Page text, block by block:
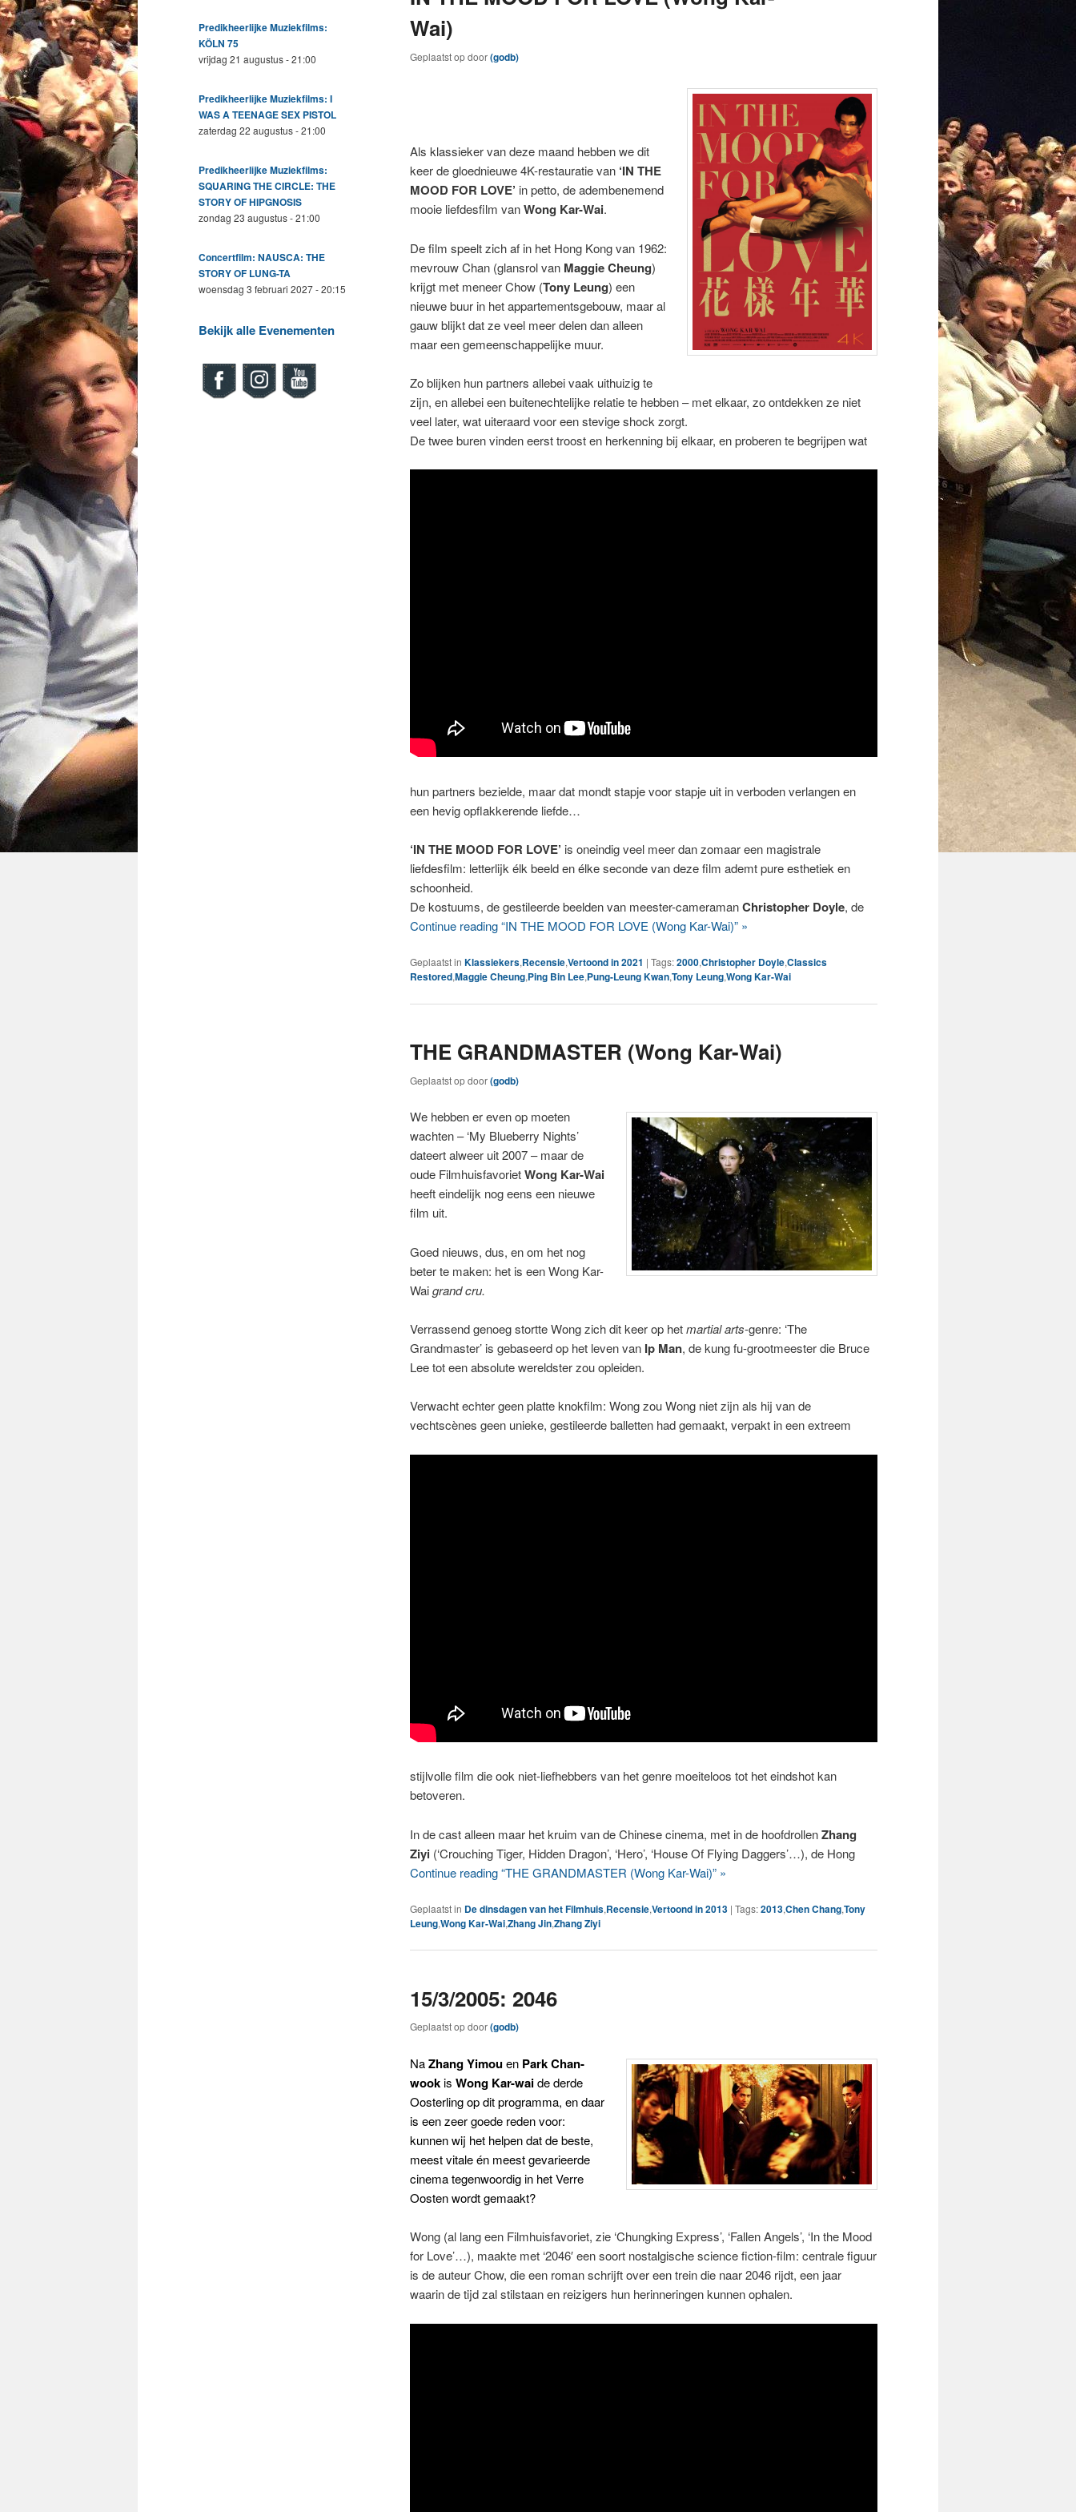
Wai)
Geplaatst opdoor(godb)
Als klassieker van deze maand hebben we dit
keer de gloednieuwe 4K-restauratie van ‘IN THE
MOOD FOR LOVE’ in petto, de adembenemend
mooie liefdesfilm vanWong Kar-Wai.
De film speelt zich af in het Hong Kong van 1962:
mevrouw Chan (glansrol van Maggie Cheung)
krijgt met meneer Chow (Tony Leung) een
nieuwe buur in het appartementsgebouw, maar al
gauw blijkt dat ze veel meer delen dan alleen
maar een gemeenschappelijke muur.
Zo blijken hun partners allebei vaak uithuizig te
zijn, en allebei een buitenechtelijke relatie te hebben – met elkaar, zo ontdekken ze niet
veel later, wat uiteraard voor een stevige shock zorgt.
De twee buren vinden eerst troost en herkenning bij elkaar, en proberen te begrijpen wat
hun partners bezielde, maar dat mondt stapje voor stapje uit in verboden verlangen en
een hevig opflakkerende liefde…
‘IN THE MOOD FOR LOVE’ is oneindig veel meer dan zomaar een magistrale
liefdesfilm: letterlijk élk beeld en élke seconde van deze film ademt pure esthetiek en
schoonheid.
De kostuums, de gestileerde beelden van meester-cameramanChristopher Doyle, de
Continue reading “IN THE MOOD FOR LOVE (Wong Kar-Wai)” »
Geplaatst in Klassiekers,Recensie,Vertoond in 2021 | Tags:2000,Christopher Doyle,Classics
Restored,Maggie Cheung,Ping Bin Lee,Pung-Leung Kwan,Tony Leung,Wong Kar-Wai
THE GRANDMASTER (Wong Kar-Wai)
Geplaatst opdoor(godb)
We hebben er even op moeten
wachten – ‘My Blueberry Nights’
dateert alweer uit 2007 – maar de
oude FilmhuisfavorietWong Kar-Wai
heeft eindelijk nog eens een nieuwe
film uit.
Goed nieuws, dus, en om het nog
beter te maken: het is een Wong Kar-
Waigrand cru.
Verrassend genoeg stortte Wong zich dit keer op hetmartial arts-genre: ‘The
Grandmaster’ is gebaseerd op het leven van Ip Man, de kung fu-grootmeester die Bruce
Lee tot een absolute wereldster zou opleiden.
Verwacht echter geen platte knokfilm: Wong zou Wong niet zijn als hij van de
vechtscènes geen unieke, gestileerde balletten had gemaakt, verpakt in een extreem
stijlvolle film die ook niet-liefhebbers van het genre moeiteloos tot het eindshot kan
betoveren.
In de cast alleen maar het kruim van de Chinese cinema, met in de hoofdrollenZhang
Ziyi (‘Crouching Tiger, Hidden Dragon’, ‘Hero’, ‘House Of Flying Daggers’…), de Hong
Continue reading “THE GRANDMASTER (Wong Kar-Wai)” »
Geplaatst in De dinsdagen van het Filmhuis,Recensie,Vertoond in 2013 | Tags:2013,Chen Chang,Tony
Leung,Wong Kar-Wai,Zhang Jin,Zhang Ziyi
15/3/2005: 2046
Geplaatst opdoor(godb)
NaZhang Yimouen Park Chan-
wookis Wong Kar-waide derde
Oosterling op dit programma, en daar
is een zeer goede reden voor:
kunnen wij het helpen dat de beste,
meest vitale én meest gevarieerde
cinema tegenwoordig in het Verre
Oosten wordt gemaakt?
Wong (al lang een Filmhuisfavoriet, zie ‘Chungking Express’, ‘Fallen Angels’, ‘In the Mood
for Love’…), maakte met ‘2046′ een soort nostalgische science fiction-film: centrale figuur
is de auteur Chow, die een roman schrijft over een trein die naar 2046 rijdt, een jaar
waarin de tijd zal stilstaan en reizigers hun herinneringen kunnen ophalen.
Predikheerlijke Muziekfilms:
KÖLN 75
vrijdag 21 augustus - 21:00
Predikheerlijke Muziekfilms: I
WAS A TEENAGE SEX PISTOL
zaterdag 22 augustus - 21:00
Predikheerlijke Muziekfilms:
SQUARING THE CIRCLE: THE
STORY OF HIPGNOSIS
zondag 23 augustus - 21:00
Concertfilm: NAUSCA: THE
STORY OF LUNG-TA
woensdag 3 februari 2027 - 20:15
Bekijk alle Evenementen